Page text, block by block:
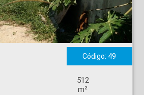
Código: 49
512
m²